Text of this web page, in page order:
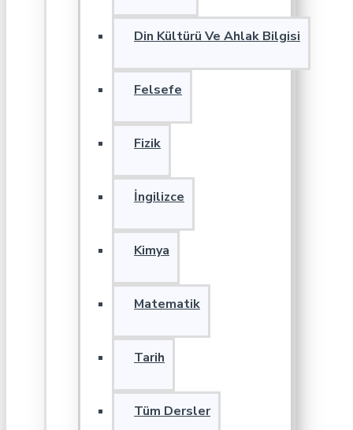
Din Kültürü Ve Ahlak Bilgisi
Felsefe
Fizik
İngilizce
Kimya
Matematik
Tarih
Tüm Dersler